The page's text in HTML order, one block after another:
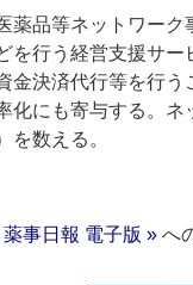
品等ネットワーク
を行う経営支援サ
金決済代行等を行
化にも寄与する。
を数える。
薬事日報 電子版 » へ